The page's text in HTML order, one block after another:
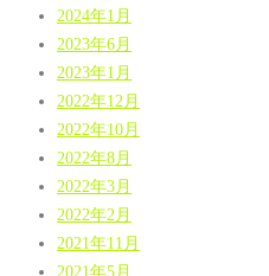
2024年1月
2023年6月
2023年1月
2022年12月
2022年10月
2022年8月
2022年3月
2022年2月
2021年11月
2021年5月